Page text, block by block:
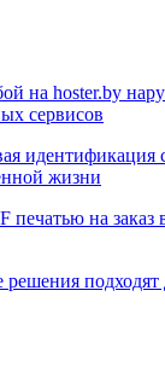
на hoster.by
сервисов
идентификация
жизни
печатью на заказ
решения